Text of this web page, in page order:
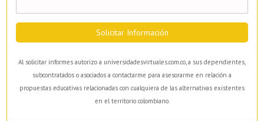
Solicitar Información
Al solicitar informes autorizo a universidadesvirtuales.com.co, a sus dependientes,
subcontratados o asociados a contactarme para asesorarme en relación a
propuestas educativas relacionadas con cualquiera de las alternativas existentes
en el territorio colombiano.